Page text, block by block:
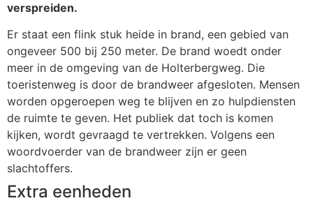
verspreiden.
Er staat een flink stuk heide in brand, een gebied van
ongeveer 500 bij 250 meter. De brand woedt onder
meer in de omgeving van de Holterbergweg. Die
toeristenweg is door de brandweer afgesloten. Mensen
worden opgeroepen weg te blijven en zo hulpdiensten
de ruimte te geven. Het publiek dat toch is komen
kijken, wordt gevraagd te vertrekken. Volgens een
woordvoerder van de brandweer zijn er geen
slachtoffers.
Extra eenheden